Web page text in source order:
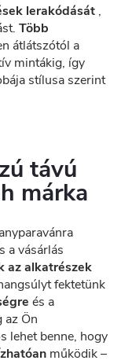
lerakódását ,
Több
átlátszótól a
mintákig, így
stílusa szerint
távú
márka
a vásárlás
az alkatrészek
fektetünk
és a
az Ön
lehet benne, hogy
működik –